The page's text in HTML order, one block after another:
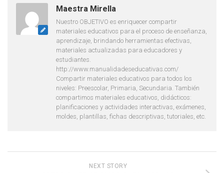
Maestra Mirella
Nuestro OBJETIVO es enriquecer compartir
materiales educativos para el proceso de enseñanza,
aprendizaje, brindando herramientas efectivas,
materiales actualizadas para educadores y
estudiantes.
http://www.manualidadeseducativas.com/
Compartir materiales educativos para todos los
niveles: Preescolar, Primaria, Secundaria. También
compartimos materiales educativos, didácticos:
planificaciones y actividades interactivas, exámenes,
moldes, plantillas, fichas descriptivas, tutoriales, etc.
NEXT STORY